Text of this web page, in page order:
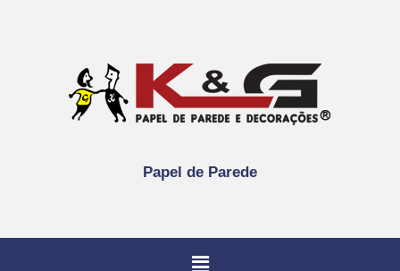
Papel de Parede